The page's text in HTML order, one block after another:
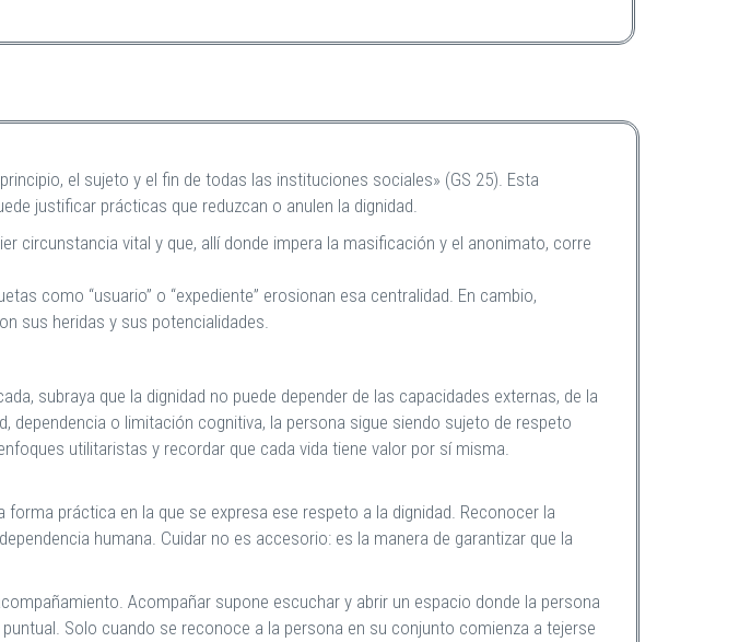
el sujeto y el fin de todas las instituciones sociales» (GS 25). Esta
justificar prácticas que reduzcan o anulen la dignidad.
circunstancia vital y que, allí donde impera la masificación y el anonimato, corre
como “usuario” o “expediente” erosionan esa centralidad. En cambio,
sus heridas y sus potencialidades.
subraya que la dignidad no puede depender de las capacidades externas, de la
o limitación cognitiva, la persona sigue siendo sujeto de respeto
utilitaristas y recordar que cada vida tiene valor por sí misma.
práctica en la que se expresa ese respeto a la dignidad. Reconocer la
humana. Cuidar no es accesorio: es la manera de garantizar que la
Acompañar supone escuchar y abrir un espacio donde la persona
Solo cuando se reconoce a la persona en su conjunto comienza a tejerse